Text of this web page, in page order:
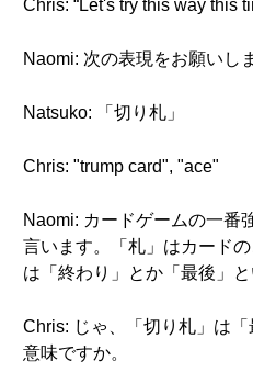
Chris: “Let's try this way this
Naomi: 次の表現をお願いし
Natsuko: 「切り札」
Chris: "trump card", "ace"
Naomi: カードゲームの一番
言います。「札」はカード
は「終わり」とか「最後」と
Chris: じゃ、「切り札」は
意味ですか。